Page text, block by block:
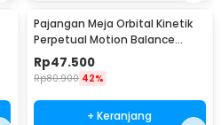
Pajangan Meja Orbital Kinetik
Perpetual Motion Balance
Physics - NR31TX
Rp47.500
Rp80.900 42%
+ Keranjang